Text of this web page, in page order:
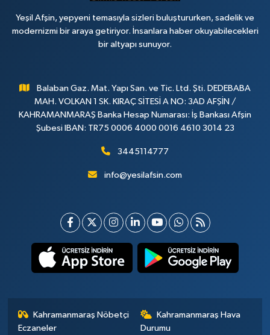
Yeşil Afşin, yepyeni temasıyla sizleri buluştururken, sadelik ve
modernizmi bir araya getiriyor. İnsanlara haber okuyabilecekleri
bir altyapı sunuyor.
Balaban Gaz. Mat. Yapı San. ve Tic. Ltd. Şti. DEDEBABA
MAH. VOLKAN 1 SK. KIRAÇ SİTESİ A NO: 3AD AFŞİN /
KAHRAMANMARAŞ Banka Hesap Numarası: İş Bankası Afşin
Şubesi IBAN: TR75 0006 4000 0016 4610 3014 23
3445114777
info@yesilafsin.com
Kahramanmaraş Nöbetçi
Eczaneler
Kahramanmaraş Hava
Durumu